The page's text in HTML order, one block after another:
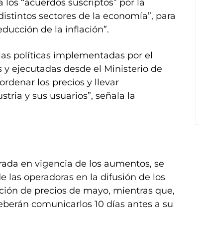
“acuerdos suscriptos” por la
sectores de la economía”, para
de la inflación”.
políticas implementadas por el
y ejecutadas desde el Ministerio de
los precios y llevar
y sus usuarios”, señala la
en vigencia de los aumentos, se
las operadoras en la difusión de los
de precios de mayo, mientras que,
comunicarlos 10 días antes a su